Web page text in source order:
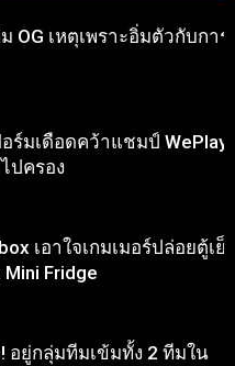
OG เหตุเพราะอิ่มตัวกับการ
อร์มเดือดคว้าแชมป์ WePlay
ปครอง
เอาใจเกมเมอร์ปล่อยตู้เย็
Fridge
อยู่กลุ่มทีมเข้มทั้ง 2 ทีมใน